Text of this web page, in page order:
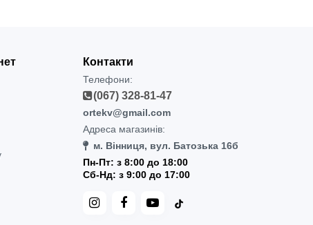
Контакти
Телефони:
(067) 328-81-47
ortekv@gmail.com
Адреса магазинів:
м. Вінниця, вул. Батозька 16б
Пн-Пт: з 8:00 до 18:00
Сб-Нд: з 9:00 до 17:00